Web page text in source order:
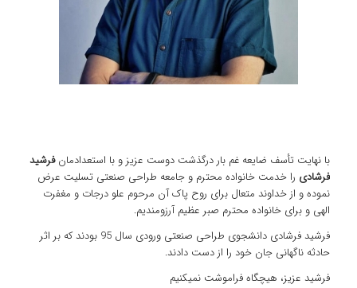
با نهایت تأسف ضایعه غم بار درگذشت دوست عزیز و با استعدادمانفرشید
فرشادی را خدمت خانواده محترم و جامعه طراحی صنعتی تسلیت عرض
نموده و از خداوند متعال برای روح پاک آن مرحوم علو درجات و مغفرت
الهی و برای خانواده محترم صبر عظیم آرزومندیم.
فرشید فرشادی دانشجوی طراحی صنعتی ورودی سال 95 بودند که بر اثر
حادثه ناگهانی جان خود را از دست دادند.
فرشید عزیز، هیچگاه فراموشت نمیکنیم